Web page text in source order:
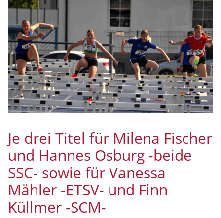
Je drei Titel für Milena Fischer
und Hannes Osburg -beide
SSC- sowie für Vanessa
Mähler -ETSV- und Finn
Küllmer -SCM-